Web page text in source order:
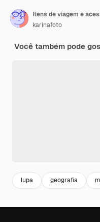
Itens de viagem e
karinafoto
Você também pode
lupa geografia